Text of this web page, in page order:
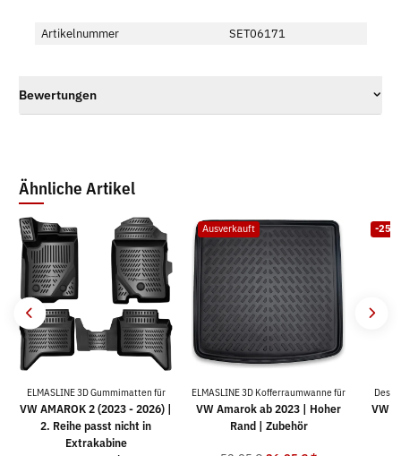
Artikelnummer SET06171
Bewertungen
Ähnliche Artikel
ELMASLINE 3D Gummimatten für
VW AMAROK 2 (2023 - 2026) |
2. Reihe passt nicht in
Extrakabine
Ausverkauft
ELMASLINE 3D Kofferraumwanne für
VW Amarok ab 2023 | Hoher
Rand | Zubehör
-25%
VW